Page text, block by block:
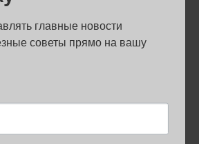
главные новости
советы прямо на вашу